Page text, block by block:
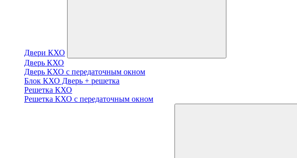
Двери КХО
Дверь КХО
Дверь КХО с передаточным окном
Блок КХО Дверь + решетка
Решетка КХО
Решетка КХО с передаточным окном